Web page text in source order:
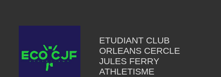
ETUDIANT CLUB
ORLEANS CERCLE
JULES FERRY
ATHLETISME